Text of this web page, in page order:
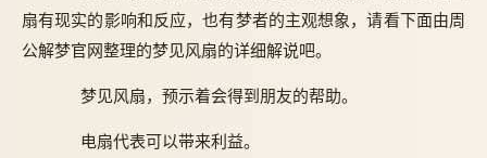
扇有现实的影响和反应，也有梦者的主观想象，请看下面由周
公解梦官网整理的梦见风扇的详细解说吧。
梦见风扇，预示着会得到朋友的帮助。
电扇代表可以带来利益。